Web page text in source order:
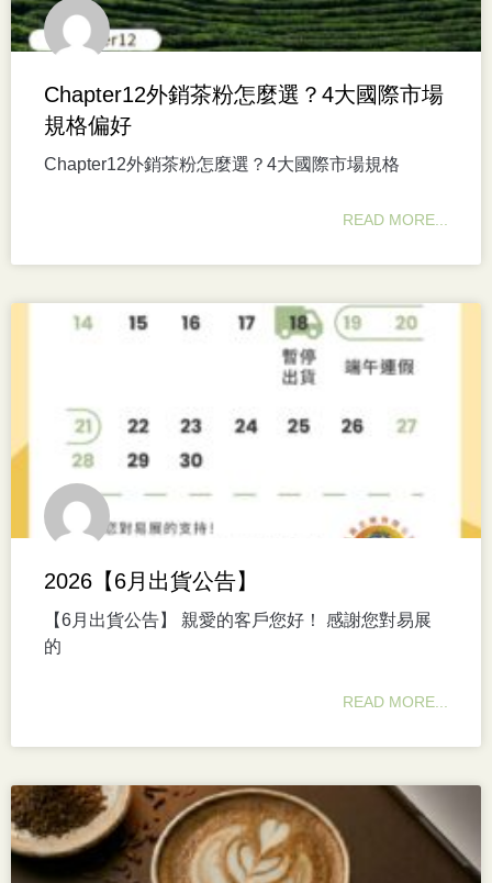
Chapter12外銷茶粉怎麼選？4大國際市場
規格偏好
Chapter12外銷茶粉怎麼選？4大國際市場規格
READ MORE...
2026【6月出貨公告】
【6月出貨公告】 親愛的客戶您好！ 感謝您對易展
的
READ MORE...